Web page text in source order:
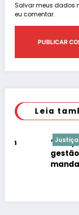
Salvar meus dados
eu comentar.
Leia
Política
“É de praxe”:
gestão Kleber
mandato